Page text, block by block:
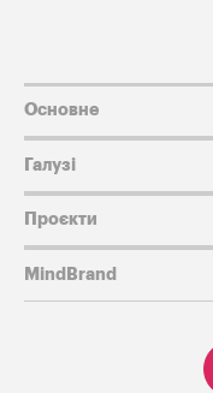
Основне
Галузі
Проєкти
MindBrand